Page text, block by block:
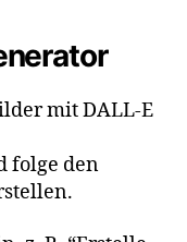
mit DALL-E
folge den